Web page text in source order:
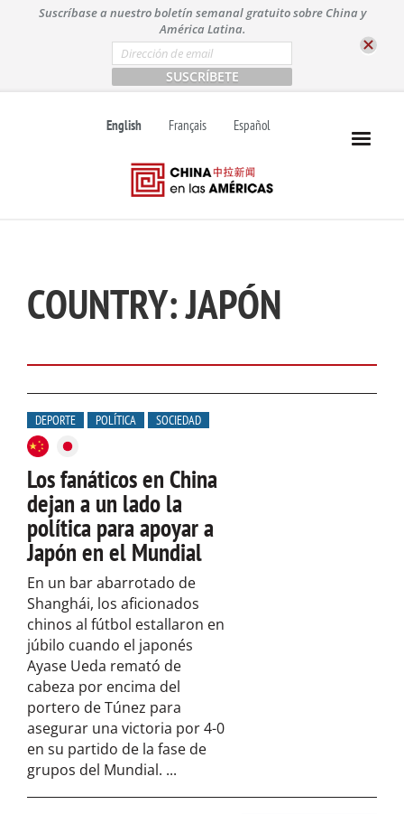
t
Suscríbase a nuestro boletín semanal gratuito sobre China y
América Latina.
E
m
a
i
*
English Français Español
COUNTRY:JAPÓN
DEPORTE POLÍTICA SOCIEDAD
Los fanáticos en China
dejan a un lado la
política para apoyar a
Japón en el Mundial
En un bar abarrotado de
Shanghái, los aficionados
chinos al fútbol estallaron en
júbilo cuando el japonés
Ayase Ueda remató de
cabeza por encima del
portero de Túnez para
asegurar una victoria por 4-0
en su partido de la fase de
grupos del Mundial. ...